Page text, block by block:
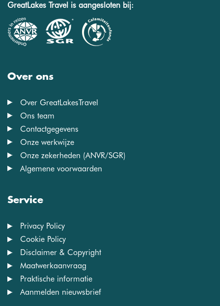
GreatLakes Travel is aangesloten bij:
Over ons
Over GreatLakesTravel
Ons team
Contactgegevens
Onze werkwijze
Onze zekerheden (ANVR/SGR)
Algemene voorwaarden
Service
Privacy Policy
Cookie Policy
Disclaimer & Copyright
Maatwerkaanvraag
Praktische informatie
Aanmelden nieuwsbrief